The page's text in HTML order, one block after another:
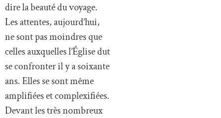
dire la beauté du voyage.
Les attentes, aujourd’hui,
ne sont pas moindres que
celles auxquelles l’Église dut
se confronter il y a soixante
ans. Elles se sont même
amplifiées et complexifiées.
Devant les très nombreux